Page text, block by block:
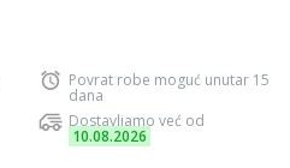
Povrat robe moguć unutar 15
dana
Dostavljamo već od
10.08.2026